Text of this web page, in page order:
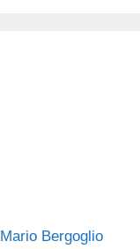
Bergoglio